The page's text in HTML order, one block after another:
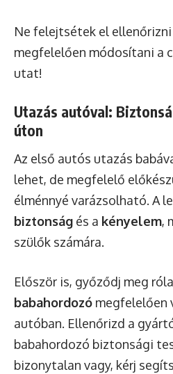
Ne felejtsétek el
megfelelően módosítani a
utat!
Utazás autóval:
úton
Az első autós utazás
lehet, de megfelelő
élménnyé varázsolható. A
biztonság és a kényelem,
szülők számára.
Először is, győződj meg
babahordozó megfelelően
autóban. Ellenőrizd a
babahordozó biztonsági
bizonytalan vagy, kérj